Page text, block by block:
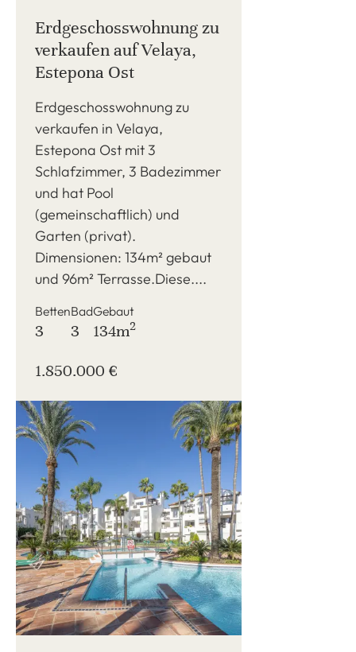
Erdgeschosswohnung zu
verkaufen auf Velaya,
Estepona Ost
Erdgeschosswohnung zu
verkaufen in Velaya,
Estepona Ost mit 3
Schlafzimmer, 3 Badezimmer
und hat Pool
(gemeinschaftlich) und
Garten (privat).
Dimensionen: 134m² gebaut
und 96m² Terrasse.Diese....
Betten
3
Bad
3
Gebaut
134m2
1.850.000 €